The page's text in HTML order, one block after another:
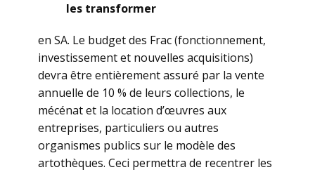
les transformer
en SA. Le budget des Frac (fonctionnement,
investissement et nouvelles acquisitions)
devra être entièrement assuré par la vente
annuelle de 10 % de leurs collections, le
mécénat et la location d’œuvres aux
entreprises, particuliers ou autres
organismes publics sur le modèle des
artothèques. Ceci permettra de recentrer les